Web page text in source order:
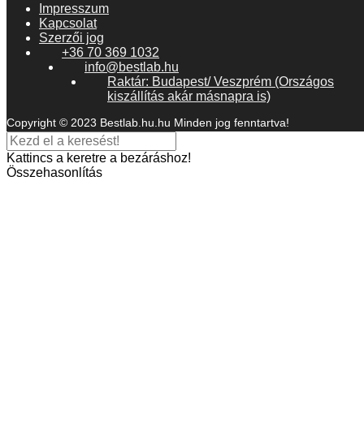
Impresszum
Kapcsolat
Szerzői jog
+36 70 369 1032
info@bestlab.hu
Raktár: Budapest/ Veszprém (Országos
kiszállítás akár másnapra is)
Copyright © 2023 Bestlab.hu.hu Minden jog fenntartva!
Kattincs a keretre a bezáráshoz!
Összehasonlítás